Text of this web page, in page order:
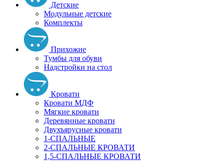
Детские
Модульные детские
Комплекты
Прихожие
Тумбы для обуви
Надстройки на стол
Кровати
Кровати МДФ
Мягкие кровати
Деревянные кровати
Двухъярусные кровати
1-СПАЛЬНЫЕ
2-СПАЛЬНЫЕ КРОВАТИ
1,5-СПАЛЬНЫЕ КРОВАТИ